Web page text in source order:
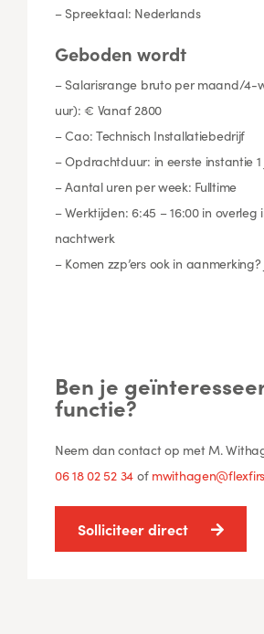
– Spreektaal: Nederlands
Geboden wordt
– Salarisrange bruto per maand/4-
uur): € Vanaf 2800
– Cao: Technisch Installatiebedrijf
– Opdrachtduur: in eerste instantie
– Aantal uren per week: Fulltime
– Werktijden: 6:45 – 16:00 in overleg
nachtwerk
– Komen zzp’ers ook in
Ben je
functie?
Neem dan contact op met M.
06 18 02 52 34 of
Solliciteer direct